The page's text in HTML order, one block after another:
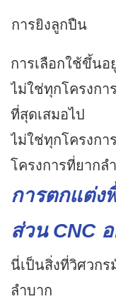
การยิงลูกปืน
การเลือกใช้ขึ้น
ไม่ใช่ทุกโครงกา
ที่สุดเสมอไป
ไม่ใช่ทุกโครงกา
โครงการที่ยากล
การตกแต่ง
ส่วน CNC
นี่เป็นสิ่งที่วิศวก
ลำบาก